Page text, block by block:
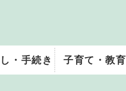
・手続き 子育て・教育